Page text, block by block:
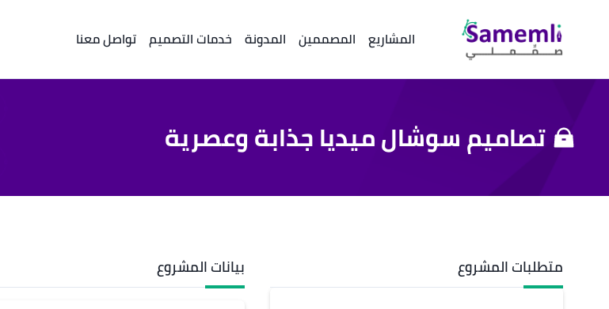
المشاريع المصممين المدونة خدمات التصميم تواصل معنا
تصاميم سوشال ميديا جذابة وعصرية
متطلبات المشروع بيانات المشروع